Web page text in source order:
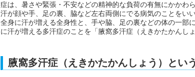
症は、暑さや緊張・不安などの精神的な負荷の有無にかかわ
汗が顔や手、足の裏、脇など左右両側にでる病気のことをいい
全身に汗が増える全身性と、手や脇、足の裏などの体の一部
に汗が増える多汗症のことを「腋窩多汗症（えきかたかんし
腋窩多汗症（えきかたかんしょう）とい